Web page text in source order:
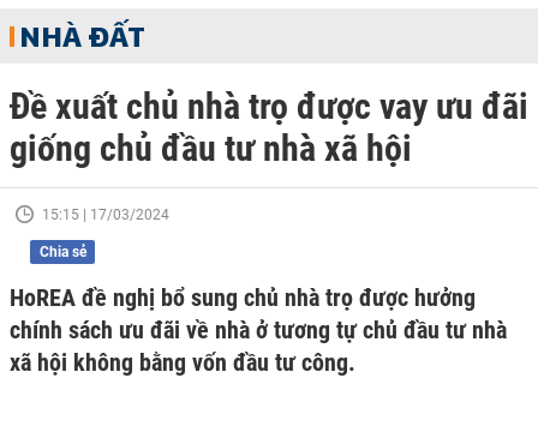
NHÀ ĐẤT
Đề xuất chủ nhà trọ được vay ưu đãi
giống chủ đầu tư nhà xã hội
15:15 | 17/03/2024
Chia sẻ
HoREA đề nghị bổ sung chủ nhà trọ được hưởng
chính sách ưu đãi về nhà ở tương tự chủ đầu tư nhà
xã hội không bằng vốn đầu tư công.